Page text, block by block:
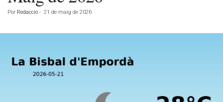
Por Redacció - 21 de maig de 2026